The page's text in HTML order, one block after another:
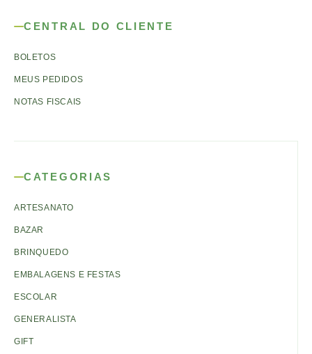
CENTRAL DO CLIENTE
BOLETOS
MEUS PEDIDOS
NOTAS FISCAIS
CATEGORIAS
ARTESANATO
BAZAR
BRINQUEDO
EMBALAGENS E FESTAS
ESCOLAR
GENERALISTA
GIFT